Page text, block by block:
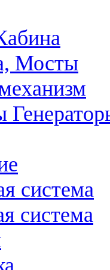
Мосты
система
система